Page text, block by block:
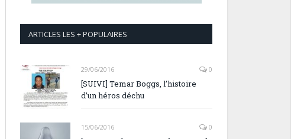
ARTICLES LES + POPULAIRES
29/06/2016 0
[SUIVI] Temar Boggs, l’histoire
d’un héros déchu
15/06/2016 0